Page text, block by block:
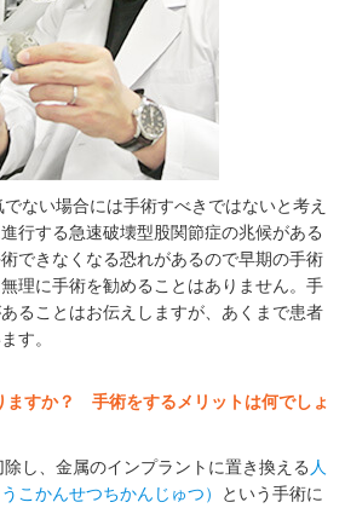
ない場合には手術すべきではないと考え
行する急速破壊型股関節症の兆候がある
できなくなる恐れがあるので早期の手術
理に手術を勧めることはありません。手
ることはお伝えしますが、あくまで患者
す。
ますか？ 手術をするメリットは何でしょ
し、金属のインプラントに置き換える 人
こかんせつちかんじゅつ）
という手術に